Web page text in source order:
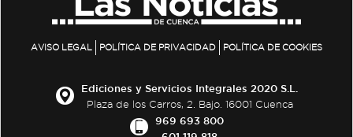
AVISO LEGAL POLÍTICA DE PRIVACIDAD POLÍTICA DE COOKIES
Ediciones y Servicios Integrales 2020 S.L.
Plaza de los Carros, 2. Bajo. 16001 Cuenca
969 693 800